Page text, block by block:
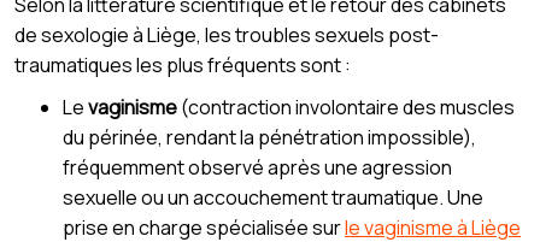
de sexologie à Liège, les troubles sexuels post-
traumatiques les plus fréquents sont :
Levaginisme(contraction involontaire des muscles
du périnée, rendant la pénétration impossible),
fréquemment observé après une agression
sexuelle ou un accouchement traumatique. Une
prise en charge spécialisée surle vaginisme à Liège